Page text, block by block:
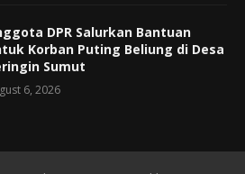
DPR Salurkan Bantuan
Korban Puting Beliung di Desa
Sumut
6, 2026